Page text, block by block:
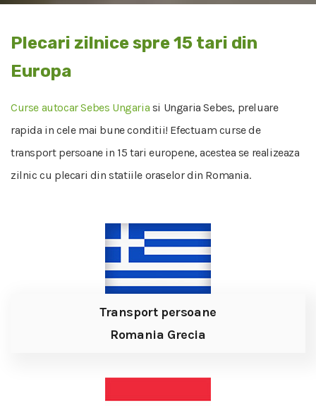
Plecari zilnice spre 15 tari din
Europa
Curse autocar Sebes Ungaria si Ungaria Sebes, preluare
rapida in cele mai bune conditii! Efectuam curse de
transport persoane in 15 tari europene, acestea se realizeaza
zilnic cu plecari din statiile oraselor din Romania.
Transport persoane
Romania Grecia